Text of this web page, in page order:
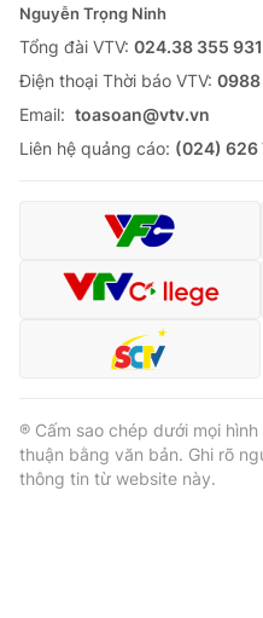
Nguyễn Trọng Ninh
Tổng đài VTV: 024.38 355
Ðiện thoại Thời báo VTV: 0988
Email: toasoan@vtv.vn
Liên hệ quảng cáo: (024) 626
® Cấm sao chép dưới mọi
thuận bằng văn bản. Ghi rõ
thông tin từ website này.